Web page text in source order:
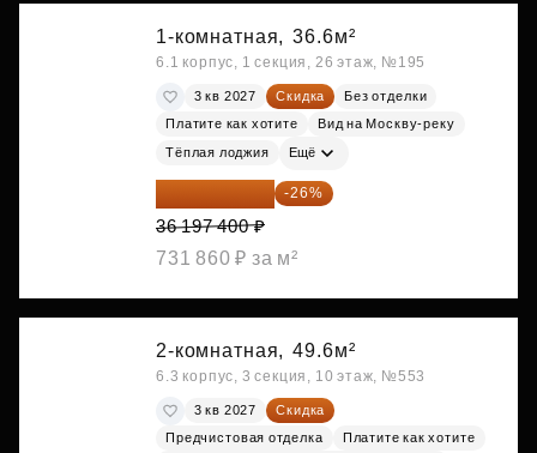
1-комнатная, 36.6м²
6.1 корпус, 1 секция, 26 этаж, №195
3 кв 2027 Скидка
Без отделки
Платите как хотите
Вид на Москву-реку
Тёплая лоджия Ещё
26 786 076 ₽ -26%
36 197 400 ₽
731 860 ₽ за м²
2-комнатная, 49.6м²
6.3 корпус, 3 секция, 10 этаж, №553
3 кв 2027
Скидка
Предчистовая отделка
Платите как хотите